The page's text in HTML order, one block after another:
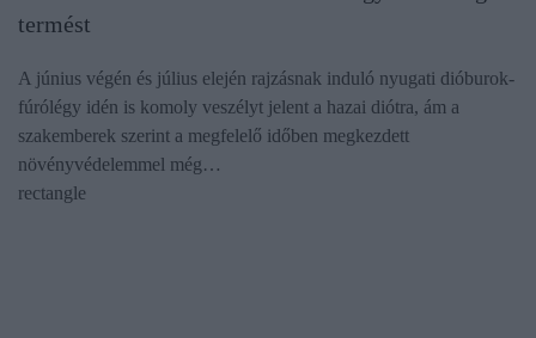
termést
A június végén és július elején rajzásnak induló nyugati dióburok-
fúrólégy idén is komoly veszélyt jelent a hazai diótra, ám a
szakemberek szerint a megfelelő időben megkezdett
növényvédelemmel még…
rectangle